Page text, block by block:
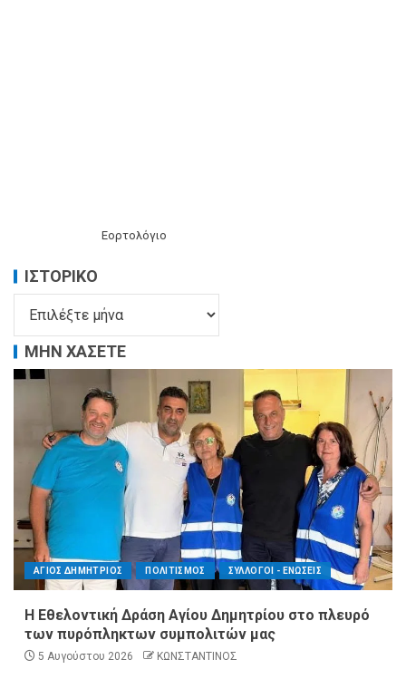
Εορτολόγιο
ΙΣΤΟΡΙΚΌ
ΜΗΝ ΧΑΣΕΤΕ
ΑΓΙΟΣ ΔΗΜΗΤΡΙΟΣ ΠΟΛΙΤΙΣΜΟΣ ΣΥΛΛΟΓΟΙ - ΕΝΩΣΕΙΣ
Η Εθελοντική Δράση Αγίου Δημητρίου στο πλευρό
των πυρόπληκτων συμπολιτών μας
5 Αυγούστου 2026 ΚΩΝΣΤΑΝΤΙΝΟΣ